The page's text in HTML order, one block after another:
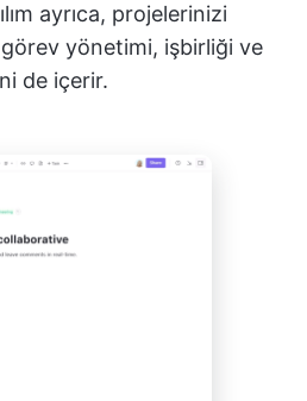
ayrıca, projelerinizi
yönetimi, işbirliği ve
de içerir.